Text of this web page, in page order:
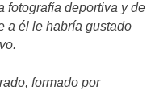
fotografía deportiva y de
a él le habría gustado
formado por